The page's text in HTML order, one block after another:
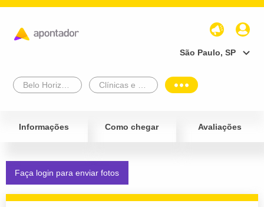
São Paulo, SP
Informações Como chegar Avaliações
Faça login para enviar fotos